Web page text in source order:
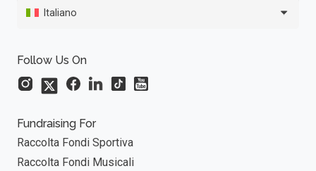
Italiano
Follow Us On
Fundraising For
Raccolta Fondi Sportiva
Raccolta Fondi Musicali